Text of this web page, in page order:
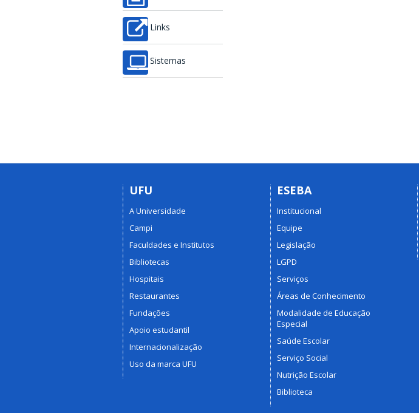
Links
Sistemas
UFU
A Universidade
Campi
Faculdades e Institutos
Bibliotecas
Hospitais
Restaurantes
Fundações
Apoio estudantil
Internacionalização
Uso da marca UFU
ESEBA
Institucional
Equipe
Legislação
LGPD
Serviços
Áreas de Conhecimento
Modalidade de Educação
Especial
Saúde Escolar
Serviço Social
Nutrição Escolar
Biblioteca